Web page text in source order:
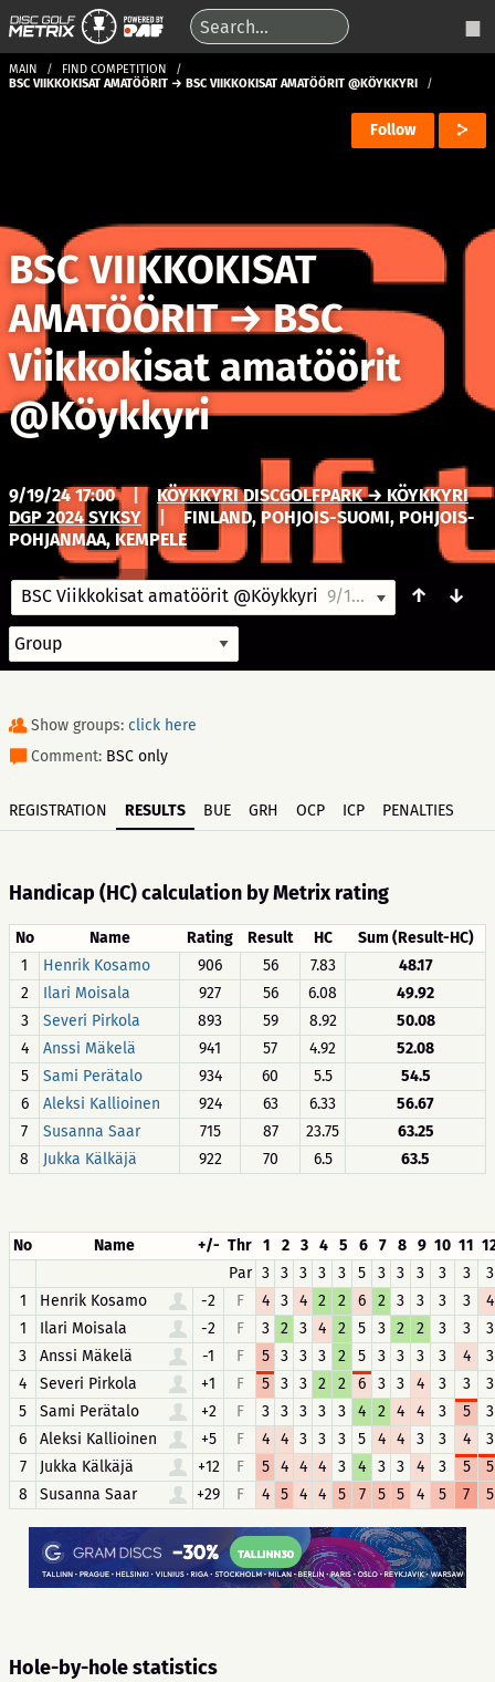
MAIN
FIND COMPETITION
BSC VIIKKOKISAT AMATÖÖRIT → BSC VIIKKOKISAT AMATÖÖRIT @KÖYKKYRI
Follow
BSC VIIKKOKISAT
AMATÖÖRIT→BSC
Viikkokisat amatöörit
@Köykkyri
9/19/24 17:00
KÖYKKYRI DISCGOLFPARK → KÖYKKYRI
DGP 2024 SYKSY
FINLAND, POHJOIS-SUOMI, POHJOIS-
POHJANMAA, KEMPELE
BSC Viikkokisat amatöörit @Köykkyri 9/19/24 17:00 ↑ ↓
Show groups: click here
Comment: BSC only
REGISTRATION RESULTS BUE GRH OCP ICP PENALTIES
Handicap (HC) calculation by Metrix rating
No Name Rating Result HC
Sum (Result-HC)
1
Henrik Kosamo 906 56 7.83
48.17
2
Ilari Moisala 927 56 6.08
49.92
3
Severi Pirkola 893 59 8.92
50.08
4
Anssi Mäkelä 941 57 4.92
52.08
5
Sami Perätalo 934 60 5.5
54.5
6
Aleksi Kallioinen 924 63 6.33
56.67
7
Susanna Saar 715 87 23.75
63.25
8
Jukka Kälkäjä 922 70 6.5 63.5
No Name +/- Thr 1 2 3 4 5 6 7 8 9 10 11
Par 3 3 3 3 3 5 3 3 3 3 3
3
1
Henrik Kosamo -2 F 4 3 4 2 2 6 2 3 3 3 3
4
1
Ilari Moisala -2 F 3 2 3 4 2 5 3 2 2 3 3
3
3
Anssi Mäkelä -1 F 5 3 3 3 2 5 3 3 3 3 4
3
4
Severi Pirkola +1 F 5 3 3 2 2 6 3 3 4 3 3
3
5
Sami Perätalo +2 F 3 3 3 3 3 4 2 4 4 3 5
3
6
Aleksi Kallioinen +5 F 4 4 3 3 3 5 4 4 3 3 4
3
7
Jukka Kälkäjä +12 F 5 4 4 4 3 4 3 3 4 3 5
5
8
Susanna Saar +29 F 4 5 4 4 5 7 5 5 4 5 7 5
Hole-by-hole statistics